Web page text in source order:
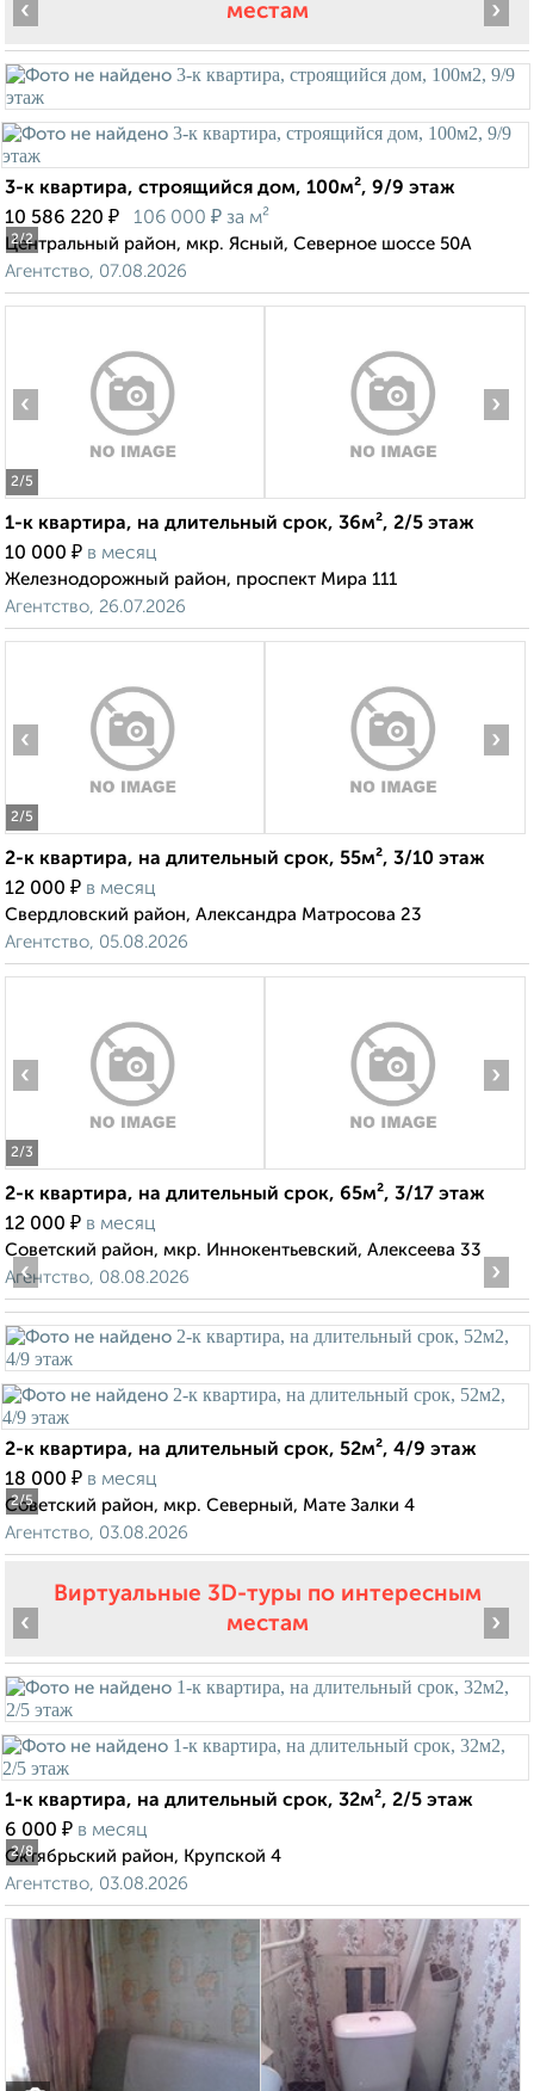
местам
2/2
‹ ›
3-к квартира, строящийся дом, 100м², 9/9 этаж
10 586 220 ₽ 106 000 ₽ за м²
Центральный район, мкр. Ясный, Северное шоссе 50А
Агентство, 07.08.2026
2/5
‹ ›
1-к квартира, на длительный срок, 36м², 2/5 этаж
10 000 ₽ в месяц
Железнодорожный район, проспект Мира 111
Агентство, 26.07.2026
2/5
‹ ›
2-к квартира, на длительный срок, 55м², 3/10 этаж
12 000 ₽ в месяц
Свердловский район, Александра Матросова 23
Агентство, 05.08.2026
2/3
‹ ›
2-к квартира, на длительный срок, 65м², 3/17 этаж
12 000 ₽ в месяц
Советский район, мкр. Иннокентьевский, Алексеева 33
Агентство, 08.08.2026
2/5
‹ ›
2-к квартира, на длительный срок, 52м², 4/9 этаж
18 000 ₽ в месяц
Советский район, мкр. Северный, Мате Залки 4
Агентство, 03.08.2026
Виртуальные 3D-туры по интересным
местам
2/8
‹ ›
1-к квартира, на длительный срок, 32м², 2/5 этаж
6 000 ₽ в месяц
Октябрьский район, Крупской 4
Агентство, 03.08.2026